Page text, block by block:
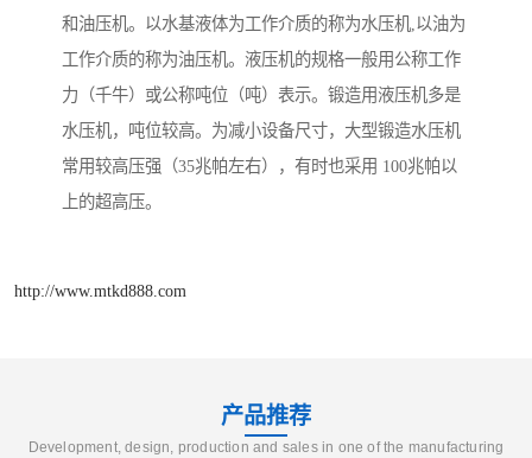
和油压机。以水基液体为工作介质的称为水压机,以油为
工作介质的称为油压机。液压机的规格一般用公称工作
力（千牛）或公称吨位（吨）表示。锻造用液压机多是
水压机，吨位较高。为减小设备尺寸，大型锻造水压机
常用较高压强（35兆帕左右），有时也采用 100兆帕以
上的超高压。
http://www.mtkd888.com
产品推荐
Development, design, production and sales in one of the manufacturing